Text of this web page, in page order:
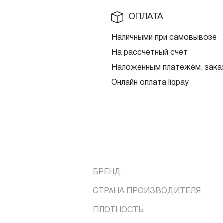
ОПЛАТА
Наличными при самовывозе
На рассчётный счёт
Наложенным платежём,
Онлайн оплата liqpay
БРЕНД
СТРАНА ПРОИЗВОДИТЕЛЯ
ПЛОТНОСТЬ